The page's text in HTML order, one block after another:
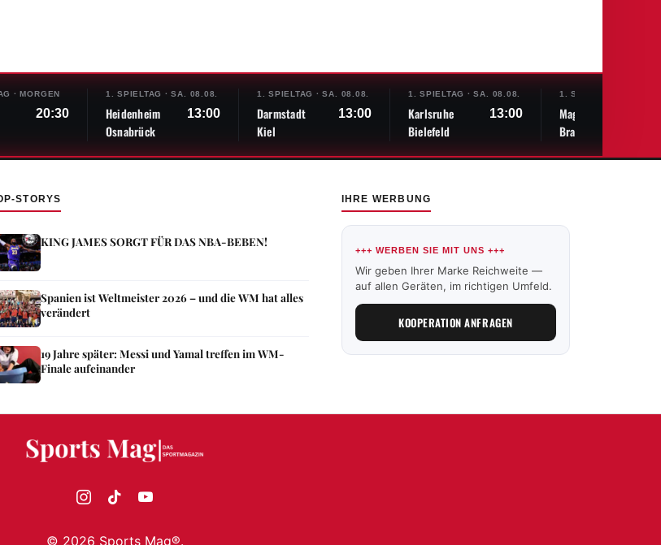
·MORGEN
20:30
1. SPIELTAG ·SA. 08.08.
Heidenheim 13:00
Osnabrück
1. SPIELTAG ·SA. 08.08.
Darmstadt 13:00
Kiel
1. SPIELTAG ·SA. 08.08.
Karlsruhe 13:00
Bielefeld
1. SPIELTAG
Magdeburg
Braunschweig
STORYS
KING JAMES SORGT FÜR DAS NBA-BEBEN!
Spanien ist Weltmeister 2026 – und die WM hat alles
verändert
19 Jahre später: Messi und Yamal treffen im WM-
Finale aufeinander
IHRE WERBUNG
+++ WERBEN SIE MIT UNS +++
Wir geben Ihrer Marke Reichweite —
auf allen Geräten, im richtigen Umfeld.
KOOPERATION ANFRAGEN
© 2026 Sports Mag®.